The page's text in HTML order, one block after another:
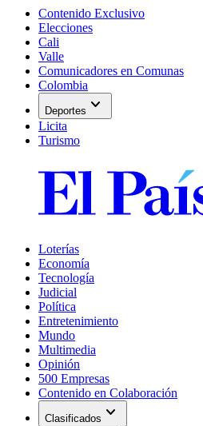
Contenido Exclusivo
Elecciones
Cali
Valle
Comunicadores en Comunas
Colombia
Deportes expand_more
Licita
Turismo
Loterías
Economía
Tecnología
Judicial
Política
Entretenimiento
Mundo
Multimedia
Opinión
500 Empresas
Contenido en Colaboración
Clasificados expand_more